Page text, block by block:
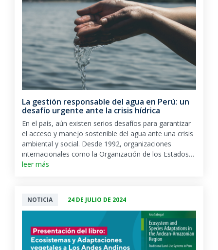
La gestión responsable del agua en Perú: un
desafío urgente ante la crisis hídrica
En el país, aún existen serios desafíos para garantizar
el acceso y manejo sostenible del agua ante una crisis
ambiental y social. Desde 1992, organizaciones
internacionales como la Organización de los Estados…
leer más
NOTICIA 24 DE JULIO DE 2024